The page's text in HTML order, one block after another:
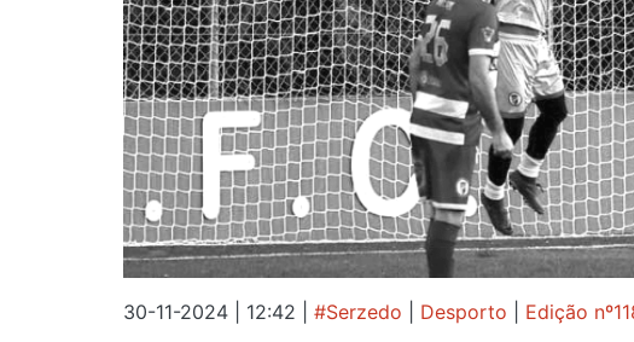
30-11-2024 | 12:42 #Serzedo Desporto Edição